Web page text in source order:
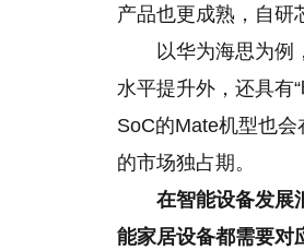
产品也更成熟，自研
以华为海思为例
水平提升外，还具有
SoC的Mate机型也
的市场独占期。
在智能设备发展
能家居设备都需要对